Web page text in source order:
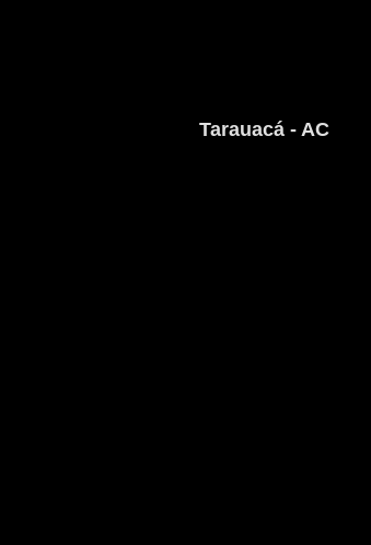
Tarauacá - AC